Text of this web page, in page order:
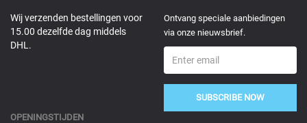
Wij verzenden bestellingen voor
15.00 dezelfde dag middels
DHL.
Ontvang speciale aanbiedingen
via onze nieuwsbrief.
SUBSCRIBE NOW
OPENINGSTIJDEN